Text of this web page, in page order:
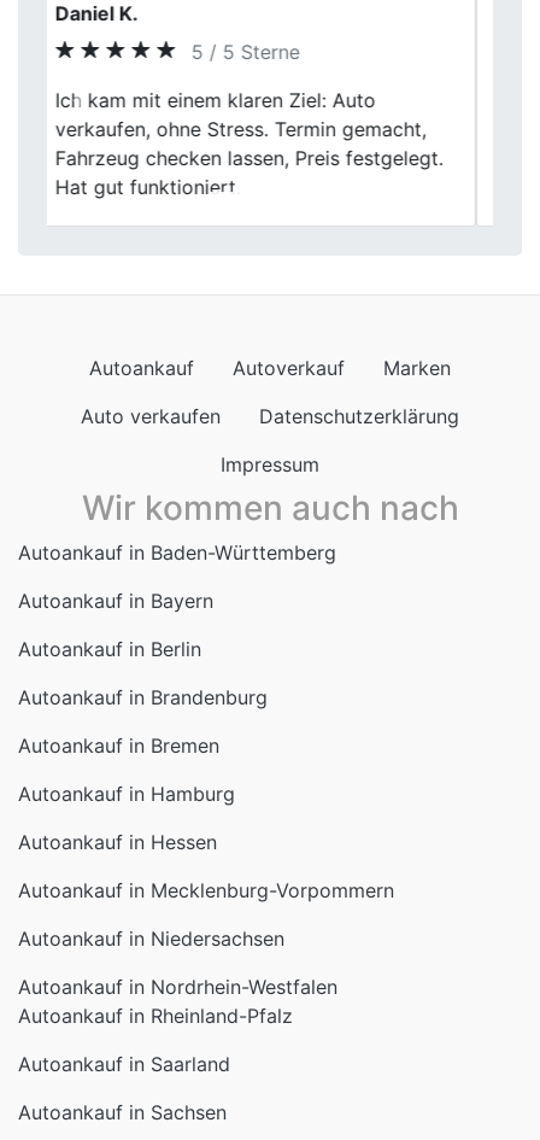
Julia M.
5 / 5 Sterne
Meinen alten Wagen hier zu verkaufen, war
eine rundum fantastische Erfahrung. Die
faire Bewertung und die reibungslose
Abwicklung haben mich beeindruckt.
Previous
Autoankauf Autoverkauf
Marken
Auto verkaufen
Datenschutzerklärung
Impressum
Wir kommen auch nach
Autoankauf in Baden-Württemberg
Autoankauf in Bayern
Autoankauf in Berlin
Autoankauf in Brandenburg
Autoankauf in Bremen
Autoankauf in Hamburg
Autoankauf in Hessen
Autoankauf in Mecklenburg-Vorpommern
Autoankauf in Niedersachsen
Autoankauf in Nordrhein-Westfalen
Autoankauf in Rheinland-Pfalz
Autoankauf in Saarland
Autoankauf in Sachsen